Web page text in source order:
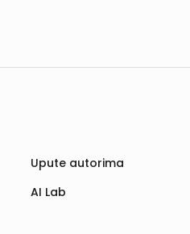
Upute autorima
AI Lab